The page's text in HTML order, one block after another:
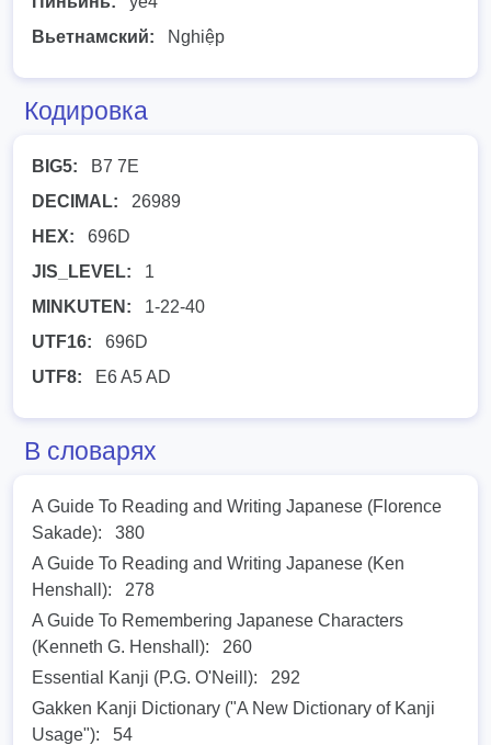
Вьетнамский:
Nghiệp
Кодировка
BIG5:
B7 7E
DECIMAL:
26989
HEX:
696D
JIS_LEVEL:
1
MINKUTEN:
1-22-40
UTF16:
696D
UTF8:
E6 A5 AD
В словарях
A Guide To Reading and Writing Japanese (Florence
Sakade):
380
A Guide To Reading and Writing Japanese (Ken
Henshall):
278
A Guide To Remembering Japanese Characters
(Kenneth G. Henshall):
260
Essential Kanji (P.G. O'Neill):
292
Gakken Kanji Dictionary ("A New Dictionary of Kanji
Usage"):
54